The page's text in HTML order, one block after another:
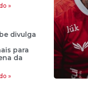
»
divulga
para
da
»